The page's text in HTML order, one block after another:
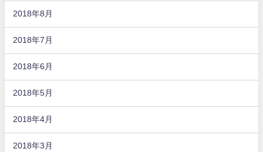
2018年8月
2018年7月
2018年6月
2018年5月
2018年4月
2018年3月